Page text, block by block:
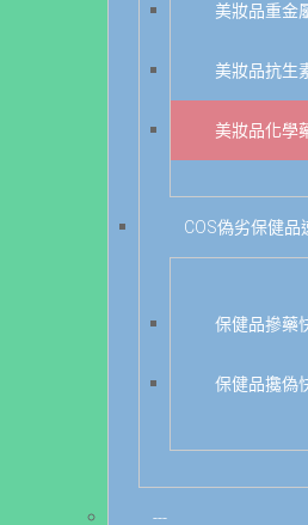
美妝品重金
美妝品抗生
美妝品化學
COS偽劣保健品
保健品摻藥
保健品攙偽
---